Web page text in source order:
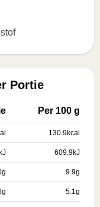
Portie
Per 100 g
130.9kcal
609.9kJ
g 9.9g
g 5.1g